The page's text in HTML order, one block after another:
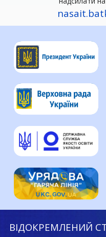
ВІДОКРЕМЛЕНИЙ